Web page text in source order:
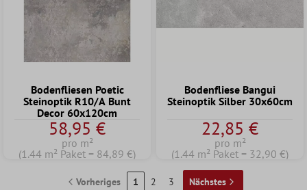
Bodenfliesen Poetic
Steinoptik R10/A Bunt
Decor 60x120cm
58,95 €
pro m²
(1.44 m² Paket = 84,89 €)
Bodenfliese Bangui
Steinoptik Silber 30x60cm
22,85 €
pro m²
(1.44 m² Paket = 32,90 €)
Vorheriges 1 2 3 Nächstes